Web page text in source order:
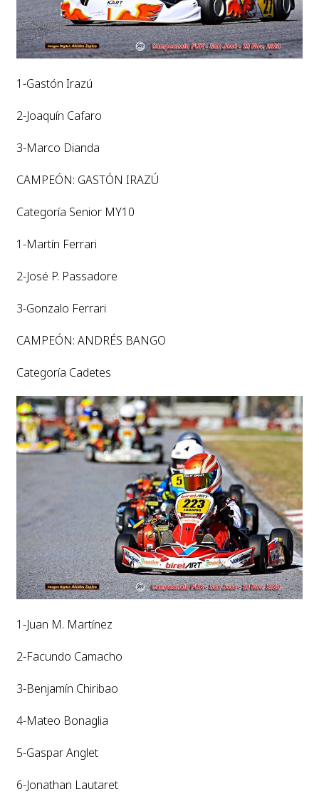
1-Gastón Irazú
2-Joaquín Cafaro
3-Marco Dianda
CAMPEÓN: GASTÓN IRAZÚ
Categoría Senior MY10
1-Martín Ferrari
2-José P. Passadore
3-Gonzalo Ferrari
CAMPEÓN: ANDRÉS BANGO
Categoría Cadetes
1-Juan M. Martínez
2-Facundo Camacho
3-Benjamín Chiribao
4-Mateo Bonaglia
5-Gaspar Anglet
6-Jonathan Lautaret